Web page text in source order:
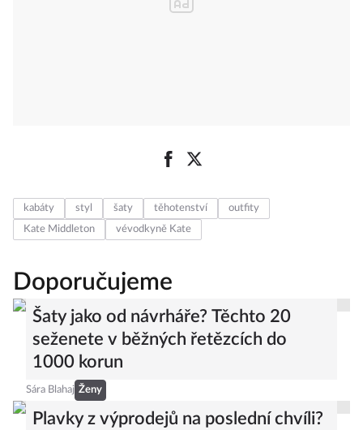
kabáty styl šaty těhotenství
outfity
Kate Middleton
vévodkyně Kate
Doporučujeme
Šaty jako od návrháře? Těchto 20
seženete v běžných řetězcích do
1000 korun
Sára Blahaj Ženy
Plavky z výprodejů na poslední chvíli?